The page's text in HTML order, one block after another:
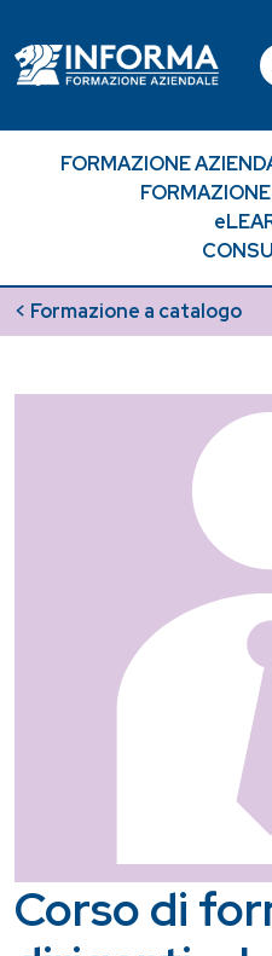
content
FORMAZIONE
< Formazione a catalogo
Corso di